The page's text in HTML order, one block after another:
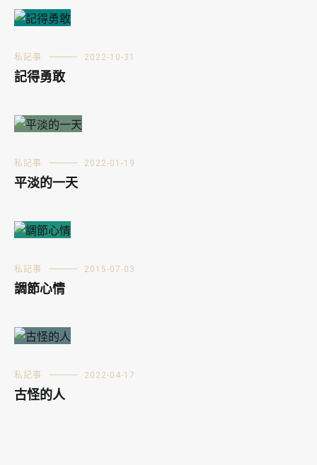
私記事 2022-10-31
記得勇敢
私記事 2022-01-19
平淡的一天
私記事 2015-07-03
調節心情
私記事 2022-04-17
古怪的人